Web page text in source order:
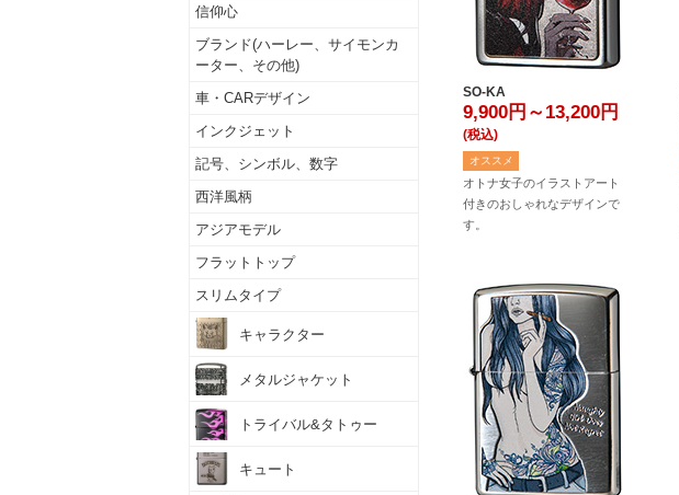
信仰心
ブランド(ハーレー、サイモンカ
ーター、その他)
車・CARデザイン
インクジェット
記号、シンボル、数字
西洋風柄
アジアモデル
フラットトップ
スリムタイプ
キャラクター
メタルジャケット
トライバル&タトゥー
キュート
SO-KA
9,900円～13,200円
(税込)
オススメ
オトナ女子のイラストアート
付きのおしゃれなデザインで
す。